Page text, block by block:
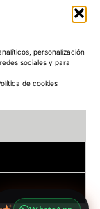
personalización
sociales y para
de cookies